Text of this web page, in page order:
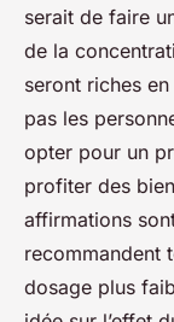
serait de faire
de la
seront riches
pas les
opter pour un
profiter des
affirmations
recommandent
dosage plus